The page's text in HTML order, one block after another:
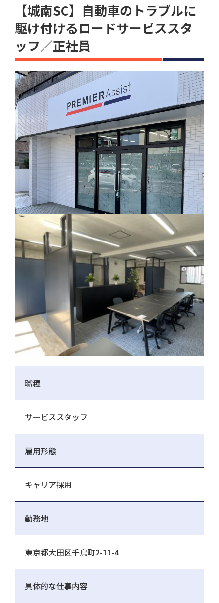
【城南SC】自動車のトラブルに
駆け付けるロードサービススタ
ッフ／正社員
職種
サービススタッフ
雇用形態
キャリア採用
勤務地
東京都大田区千鳥町2-11-4
具体的な仕事内容